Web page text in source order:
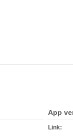
App
Link: